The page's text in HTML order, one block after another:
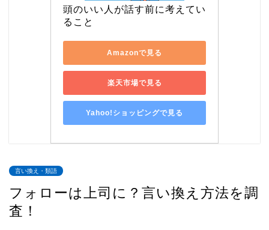
頭のいい人が話す前に考えてい
ること
Amazonで見る
楽天市場で見る
Yahoo!ショッピングで見る
言い換え・類語
フォローは上司に？言い換え方法を調
査！